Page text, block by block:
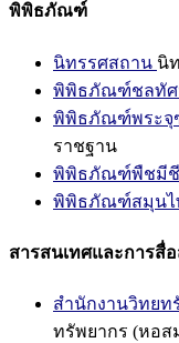
พิพิธภัณฑ์
นิทรรศสถาน นิ
พิพิธภัณฑ์ชลทัศ
พิพิธภัณฑ์พระจุ
ราชฐาน
พิพิธภัณฑ์พืชมี
พิพิธภัณฑ์สมุนไ
สารสนเทศและการสื่
สำนักงานวิทยท
ทรัพยากร (หอส